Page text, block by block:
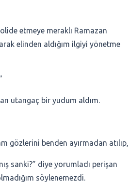
etmeye meraklı Ramazan
elinden aldığım ilgiyi yönetme
utangaç bir yudum aldım.
gözlerini benden ayırmadan atılıp,
sanki?” diye yorumladı perişan
söylenemezdi.